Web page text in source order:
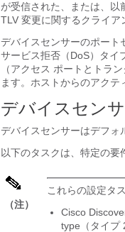
が受信された、または、
TLV 変更に関するクライア
デバイスセンサーのポート
サービス拒否（DoS）タイ
（アクセス ポートとトラ
ます。ホストからのアクテ
デバイスセン
デバイスセンサーはデフォ
以下のタスクは、特定の要
（注）
これらの設定タ
Cisco
type（タイプ